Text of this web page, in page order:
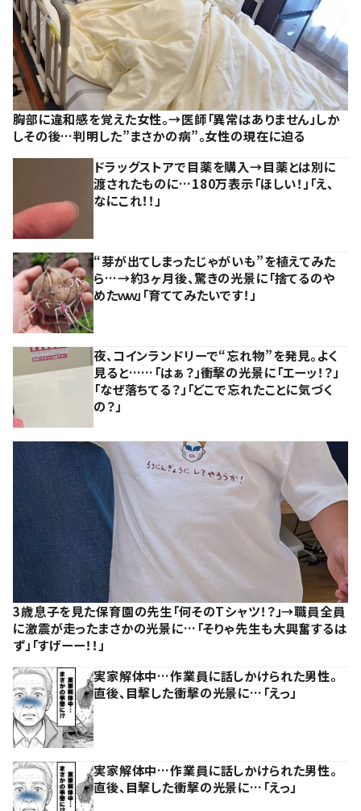
胸部に違和感を覚えた女性。→医師「異常はありません」しか
しその後…判明した”まさかの病”。女性の現在に迫る
ドラッグストアで目薬を購入→目薬とは別に
渡されたものに…180万表示「ほしい！」「え、
なにこれ！！」
“芽が出てしまったじゃがいも”を植えてみた
ら…→約3ヶ月後、驚きの光景に「捨てるのや
めたｗｗ」「育ててみたいです！」
夜、コインランドリーで“忘れ物”を発見。よく
見ると……「はぁ？」衝撃の光景に「エーッ！？」
「なぜ落ちてる？」「どこで忘れたことに気づく
の？」
3歳息子を見た保育園の先生「何そのTシャツ！？」→職員全員
に激震が走ったまさかの光景に…「そりゃ先生も大興奮するは
ず」「すげーー！！」
実家解体中…作業員に話しかけられた男性。
直後、目撃した衝撃の光景に…「えっ」
実家解体中…作業員に話しかけられた男性。
直後、目撃した衝撃の光景に…「えっ」